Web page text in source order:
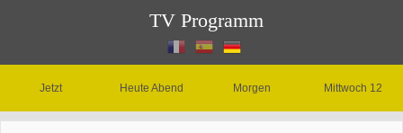
TV Programm
Jetzt Heute Abend Morgen Mittwoch 12